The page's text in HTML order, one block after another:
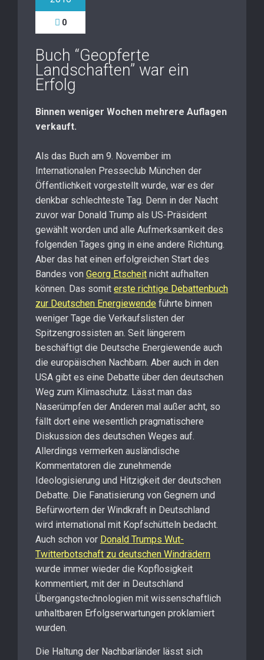
0
Buch “Geopferte
Landschaften” war ein
Erfolg
Binnen weniger Wochen mehrere Auflagen
verkauft.
Als das Buch am 9. November im
Internationalen Presseclub München der
Öffentlichkeit vorgestellt wurde, war es der
denkbar schlechteste Tag. Denn in der Nacht
zuvor war Donald Trump als US-Präsident
gewählt worden und alle Aufmerksamkeit des
folgenden Tages ging in eine andere Richtung.
Aber das hat einen erfolgreichen Start des
Bandes von Georg Etscheit nicht aufhalten
können. Das somit erste richtige Debattenbuch
zur Deutschen Energiewende führte binnen
weniger Tage die Verkaufslisten der
Spitzengrossisten an. Seit längerem
beschäftigt die Deutsche Energiewende auch
die europäischen Nachbarn. Aber auch in den
USA gibt es eine Debatte über den deutschen
Weg zum Klimaschutz. Lässt man das
Naserümpfen der Anderen mal außer acht, so
fällt dort eine wesentlich pragmatischere
Diskussion des deutschen Weges auf.
Allerdings vermerken ausländische
Kommentatoren die zunehmende
Ideologisierung und Hitzigkeit der deutschen
Debatte. Die Fanatisierung von Gegnern und
Befürwortern der Windkraft in Deutschland
wird international mit Kopfschütteln bedacht.
Auch schon vor Donald Trumps Wut-
Twitterbotschaft zu deutschen Windrädern
wurde immer wieder die Kopflosigkeit
kommentiert, mit der in Deutschland
Übergangstechnologien mit wissenschaftlich
unhaltbaren Erfolgserwartungen proklamiert
wurden.
Die Haltung der Nachbarländer lässt sich